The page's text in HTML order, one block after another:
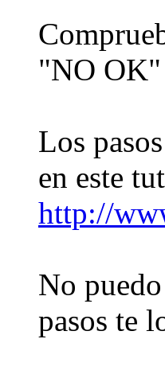
"NO
Los
en este
http://
No
pasos te